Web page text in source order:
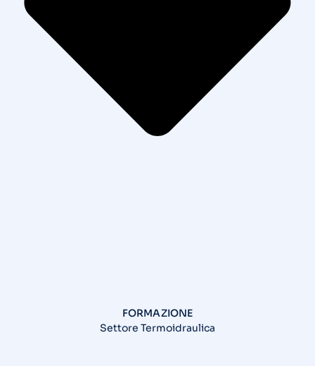
FORMAZIONE
Settore Termoidraulica